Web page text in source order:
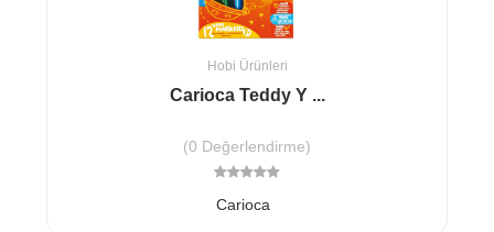
Hobi Ürünleri
Carioca Teddy Y ...
(0 Değerlendirme)
Carioca